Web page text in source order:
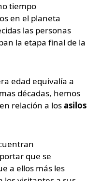
tiempo
en el planeta
las personas
la etapa final de la
edad equivalía a
décadas, hemos
relación a losasilos
que se
a ellos más les